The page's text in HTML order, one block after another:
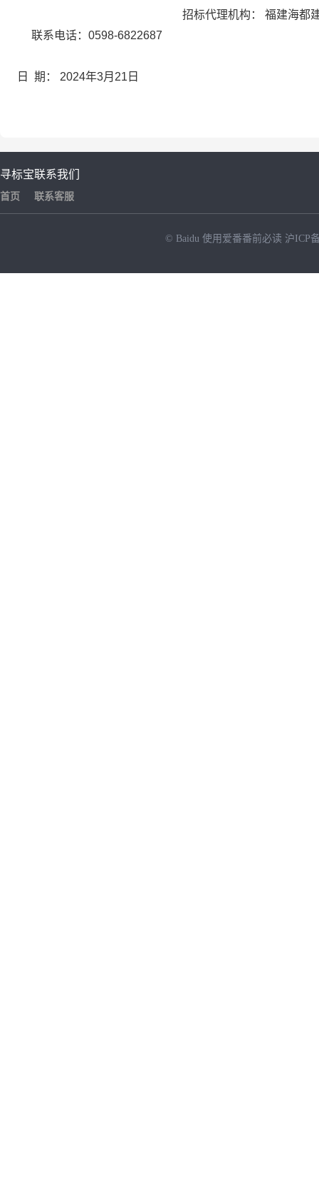
招标代理机构：
福建海都
联系电话： 0598-6822687
日 期 ： 2024年3月 21 日
寻标宝
首页
联系我们
联系客服
© Baidu 使用爱番番前必读 沪ICP